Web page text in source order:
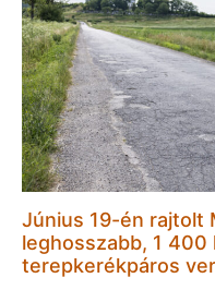
Június 19-én rajtolt
leghosszabb, 1 400
terepkerékpáros